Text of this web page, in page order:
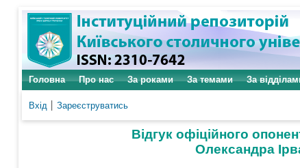
Головна Про нас За роками За темами За
Вхід Зареєструватись
Відгук офіційного
Олександра